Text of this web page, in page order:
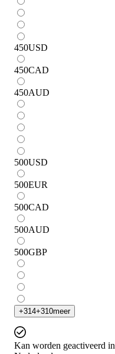
450USD
450CAD
450AUD
500USD
500EUR
500CAD
500AUD
500GBP
+314+310meer
Kan worden geactiveerd in